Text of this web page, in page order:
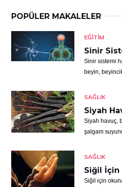
POPÜLER MAKALELER
EĞITIM
Sinir
Sinir sistemi
beyin,
SAĞLIK
Siyah
Siyah havuç,
şalgam
SAĞLIK
Siğil İçin
Siğil için